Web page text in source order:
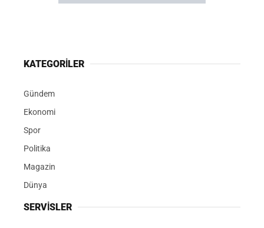
KATEGORİLER
Gündem
Ekonomi
Spor
Politika
Magazin
Dünya
SERVİSLER